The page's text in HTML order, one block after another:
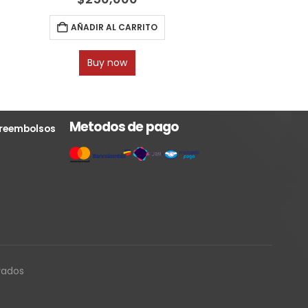
AÑADIR AL CARRITO
Buy now
Metodos de pago